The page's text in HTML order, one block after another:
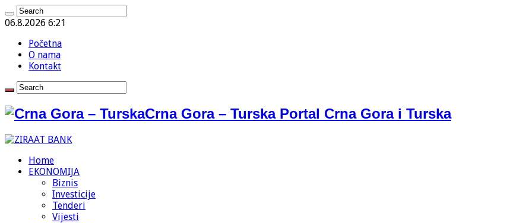
06.8.2026 6:21
Početna
O nama
Kontakt
Crna Gora – Turska Portal Crna Gora i Turska
Home
EKONOMIJA
Biznis
Investicije
Tenderi
Vijesti